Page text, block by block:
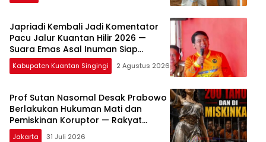
Japriadi Kembali Jadi Komentator
Pacu Jalur Kuantan Hilir 2026 —
Suara Emas Asal Inuman Siap
Menggema di Tepian Lubuok Sobae
Basogha
Kabupaten Kuantan Singingi 2 Agustus 2026
Prof Sutan Nasomal Desak Prabowo
Berlakukan Hukuman Mati dan
Pemiskinan Koruptor — Rakyat
Tunggu Keputusan
Jakarta 31 Juli 2026